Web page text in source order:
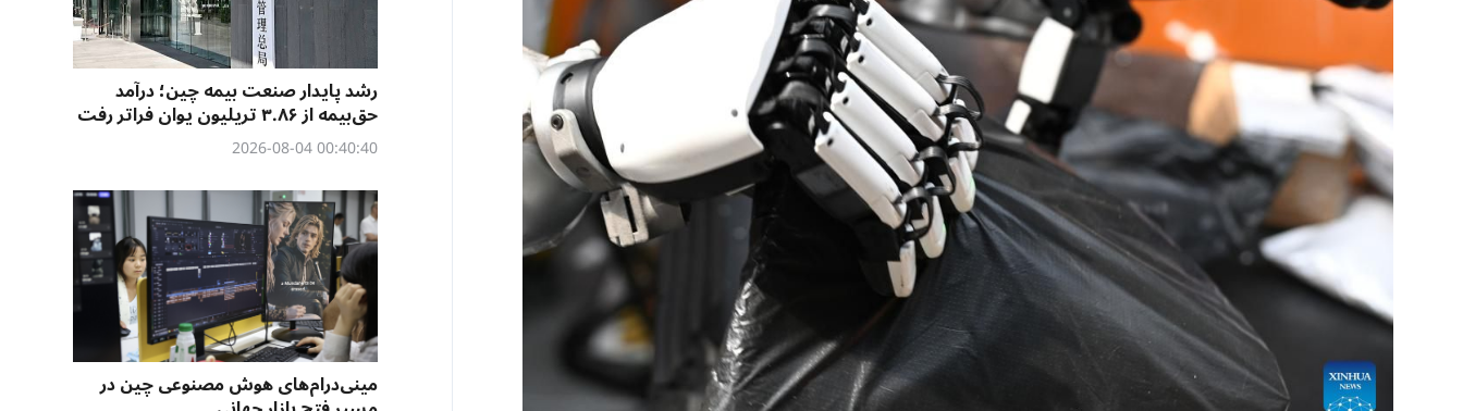
رشد پایدار صنعت بیمه چین؛ درآمد
حق‌بیمه از ۳.۸۶ تریلیون یوان فراتر رفت
00:40:40 2026-08-04
مینی‌درام‌های هوش مصنوعی چین در